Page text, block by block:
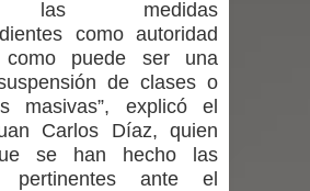
por viviendas sociales en
Jorge Guzmán rechaza
de interconexión eléctrica
las medidas
como autoridad
como puede ser una
de clases o
masivas”, explicó el
Carlos Díaz, quien
se han hecho las
pertinentes ante el